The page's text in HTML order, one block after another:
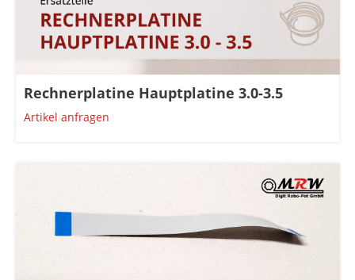
Rechnerplatine Hauptplatine 3.0-3.5
Artikel anfragen